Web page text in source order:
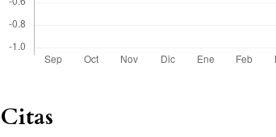
Citas